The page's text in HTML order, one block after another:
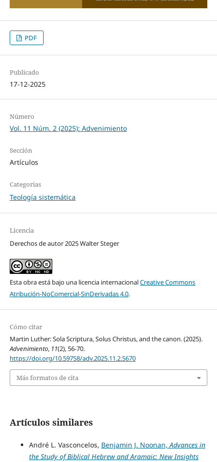
PDF
Publicado
17-12-2025
Número
Vol. 11 Núm. 2 (2025): Advenimiento
Sección
Artículos
Categorías
Teología sistemática
Licencia
Derechos de autor 2025 Walter Steger
Esta obra está bajo una licencia internacionalCreative Commons
Atribución-NoComercial-SinDerivadas 4.0.
Cómo citar
Martin Luther: Sola Scriptura, Solus Christus, and the canon. (2025).
Advenimiento, 11(2), 56-70.
https://doi.org/10.59758/adv.2025.11.2.5670
Más formatos de cita
Artículos similares
André L. Vasconcelos, Benjamin J. Noonan,Advances in
the Study of Biblical Hebrew and Aramaic: New Insights